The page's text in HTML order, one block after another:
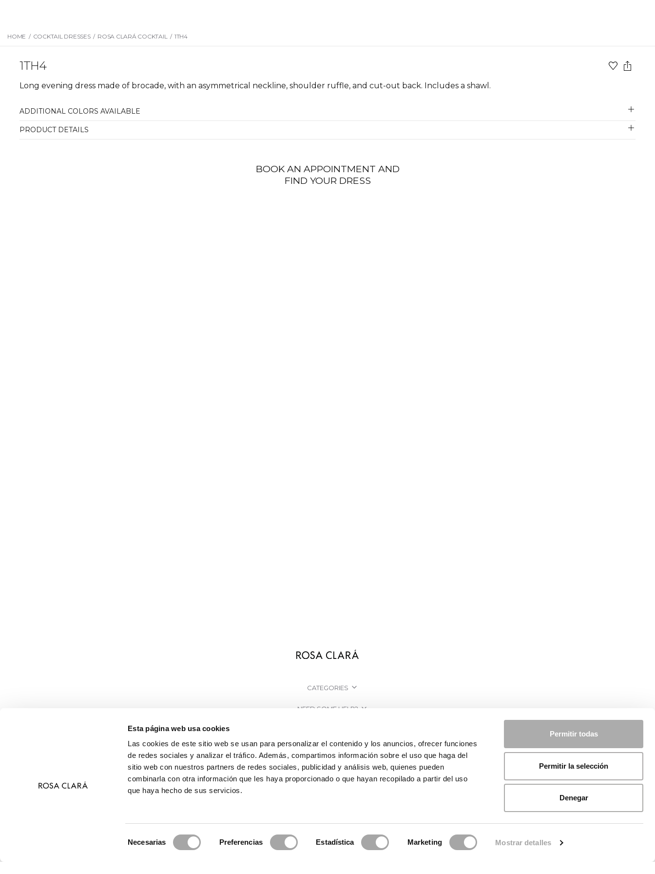
Esta página web usa cookies
Las cookies de este sitio web se usan para personalizar el contenido y los anuncios, ofrecer funciones
de redes sociales y analizar el tráfico. Además, compartimos información sobre el uso que haga del
sitio web con nuestros partners de redes sociales, publicidad y análisis web, quienes pueden
combinarla con otra información que les haya proporcionado o que hayan recopilado a partir del uso
que haya hecho de sus servicios.
Necesarias Preferencias Estadística Marketing Mostrar detalles
Permitir todas
Permitir la selección
Denegar
HOME / COCKTAIL DRESSES / ROSA CLARÁ COCKTAIL / 1TH4
1TH4
Long evening dress made of brocade, with an asymmetrical neckline, shoulder ruffle, and cut-out back. Includes a shawl.
ADDITIONAL COLORS AVAILABLE
PRODUCT DETAILS
BOOK AN APPOINTMENT AND
FIND YOUR DRESS
CATEGORIES
NEED SOME HELP?